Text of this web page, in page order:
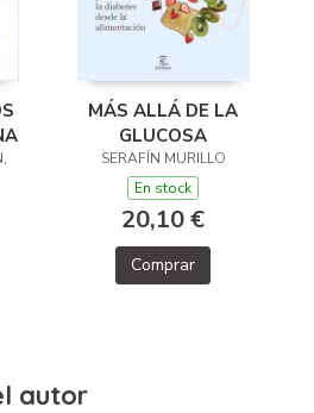
MÁS ALLÁ DE LA
GLUCOSA
SERAFÍN MURILLO
En stock
20,10 €
Comprar
autor